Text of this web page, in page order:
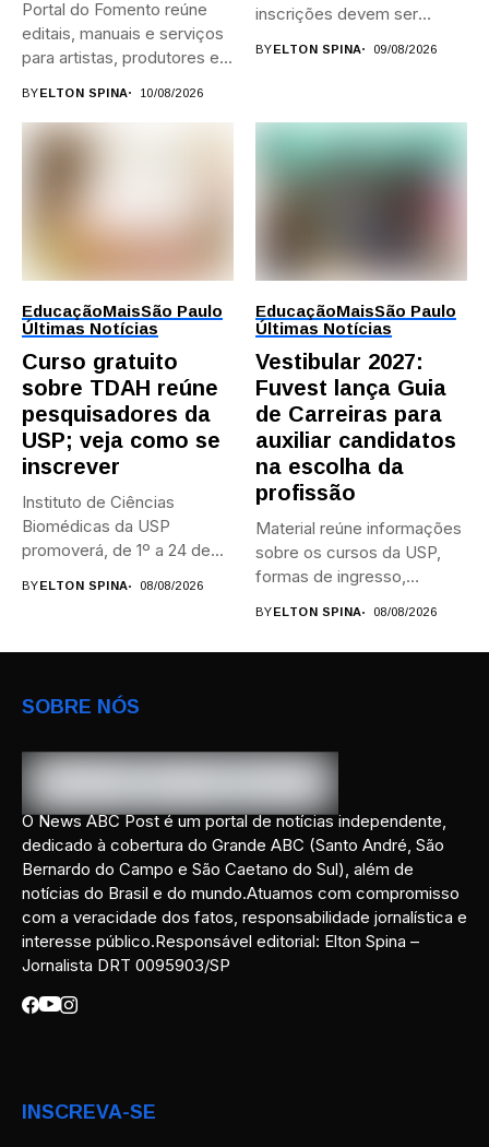
Portal do Fomento reúne
editais, manuais e serviços
para artistas, produtores e...
BYELTON SPINA 10/08/2026
inscrições devem ser
BYELTON SPINA 09/08/2026
EducaçãoMaisSão Paulo
Últimas Notícias
Curso gratuito
sobre TDAH reúne
pesquisadores da
USP; veja como se
inscrever
Instituto de Ciências
Biomédicas da USP
promoverá, de 1º a 24 de...
BYELTON SPINA 08/08/2026
EducaçãoMaisSão Paulo
Últimas Notícias
Vestibular 2027:
Fuvest lança Guia
de Carreiras para
auxiliar candidatos
na escolha da
profissão
Material reúne informações
sobre os cursos da USP,
formas de ingresso,
BYELTON SPINA 08/08/2026
SOBRE NÓS
O News ABC Post é um portal de notícias independente,
dedicado à cobertura do Grande ABC (Santo André, São
Bernardo do Campo e São Caetano do Sul), além de
notícias do Brasil e do mundo.Atuamos com compromisso
com a veracidade dos fatos, responsabilidade jornalística e
interesse público.Responsável editorial: Elton Spina –
Jornalista DRT 0095903/SP
INSCREVA-SE